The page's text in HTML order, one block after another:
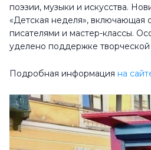
поэзии, музыки и искусства.
«Детская неделя», включающая
писателями и мастер-классы.
уделено поддержке
Подробная информация на